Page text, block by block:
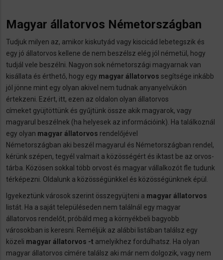
Magyar állatorvos Németországban
Tudjuk milyen az, amikor kiskutyád vagy kiscicád lebetegszik és
egy jó állatorvos kellene de nem beszélsz elég jól németül, hogy
tudjál vele beszélni. Nagyon sok németországi magyarnak van
kisállata és érthető, hogy egy magyar állatorvos segítsége inkább
jól jönne mint egy olyan akivel nem tudnak anyanyelvükön
értekzeni. Ezért, itt, ezen az oldalon olyan állatorvos
címeket gyüjtöttünk és gyűjtünk össze akik magyarok, vagy
magyarul beszélnek (ha helyesek az információink). Ha találkoznál
egy olyan magyar állatorvos rendelőjével
Németországban aki beszél magyarul és Németországban rendel,
kérünk szépen, tegyél valmait a közösségért és iktast be az orvos-
tárba. Közösen sokkal több orvost és magyar vállalkozót fle tudunk
térképezni. Oldalunk a közösségünkkel és közösségünknek épül.
Igyekeztünk városok szerint összegyüjteni a magyar állatorvos
listát. Ha a saját településeden nem találnál egy magyar
állatorvos rendelőt, próbáld meg a környékbeli bagyobb
városokban is keresni. Reméljük az alábbi listában találsz egy
közeli magyar állatorvos -t amelyikhez fordulhatsz. Ha olyan
magyar állatorvos címére találsz aki már nem dolgozik, vagy nem